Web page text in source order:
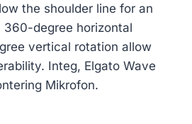
the shoulder line for an
degree horizontal
vertical rotation allow
Integ, Elgato Wave
Mikrofon.